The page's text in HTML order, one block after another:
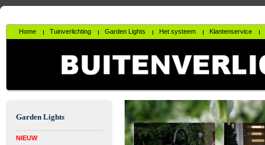
Home Tuinverlichting Garden Lights Het systeem Klantenservice
Garden Lights
NIEUW